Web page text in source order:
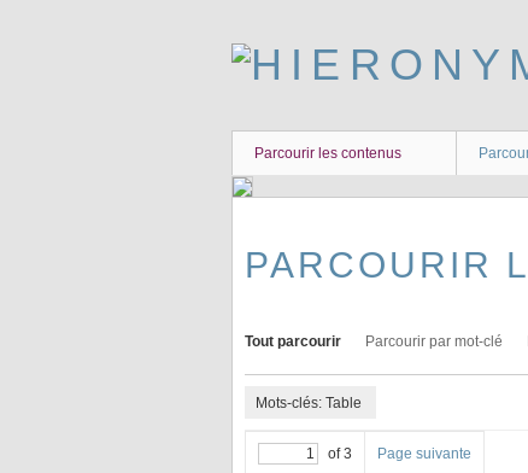
Parcourir les contenus
PARCOURIR
Tout parcourir Parcourir par mot-clé
Mots-clés: Table
of 3 Page suivante